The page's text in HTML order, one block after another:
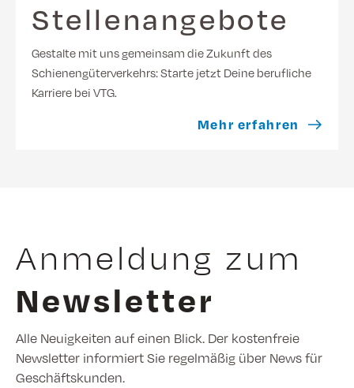
Stellenangebote
Gestalte mit uns gemeinsam die Zukunft des
Schienengüterverkehrs: Starte jetzt Deine berufliche
Karriere bei VTG.
Mehr erfahren
Anmeldung zum
Newsletter
Alle Neuigkeiten auf einen Blick. Der kostenfreie
Newsletter informiert Sie regelmäßig über News für
Geschäftskunden.